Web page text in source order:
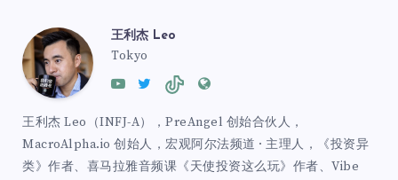
王利杰 Leo
Tokyo
王利杰 Leo（INFJ-A），PreAngel 创始合伙人，
MacroAlpha.io 创始人，宏观阿尔法频道 · 主理人，《投资异
类》作者、喜马拉雅音频课《天使投资这么玩》作者、Vibe